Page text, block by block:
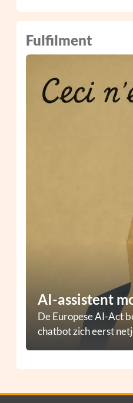
Fulfilment
AI-assistent
De Europese AI-Act
chatbot zich eerst